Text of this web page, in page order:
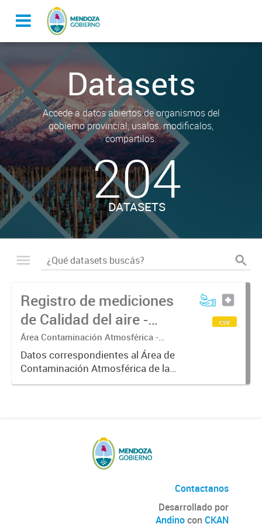
Datasets
Accede a datos abiertos de organismos del
gobierno provincial, usalos, modificalos,
compartilos.
204
DATASETS
Registro de mediciones
de Calidad del aire -
Meteorología
Área Contaminación Atmosférica -
Dirección de Protección Ambiental
Datos correspondientes al Área de
Contaminación Atmosférica de la
Dirección de Protección Ambiental.
csv
Contactanos
Desarrollado por
Andinocon CKAN